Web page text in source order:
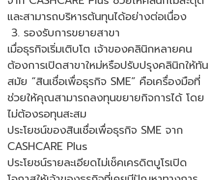
และสามารถบริหารต้นทุนได้อย่างต่อเนื่อง
3. รองรับการขยายสาขา
เมื่อธุรกิจเริ่มเติบโต เจ้าของคลินิกหลายคน
ต้องการเปิดสาขาใหม่หรือปรับปรุงคลินิกให้ทัน
สมัย “สินเชื่อเพื่อธุรกิจ SME” คือเครื่องมือที่
ช่วยให้คุณสามารถลงทุนขยายกิจการได้ โดย
ไม่ต้องรอทุนสะสม
ประโยชน์ของสินเชื่อเพื่อธุรกิจ SME จาก
CASHCARE Plus
ประโยชน์รายละเอียดไม่เช็คเครดิตบูโรเปิด